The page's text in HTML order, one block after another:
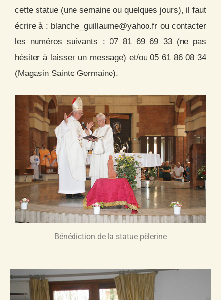
cette statue (une semaine ou quelques jours), il faut
écrire à : blanche_guillaume@yahoo.fr ou contacter
les numéros suivants : 07 81 69 69 33 (ne pas
hésiter à laisser un message) et/ou 05 61 86 08 34
(Magasin Sainte Germaine).
Bénédiction de la statue pèlerine